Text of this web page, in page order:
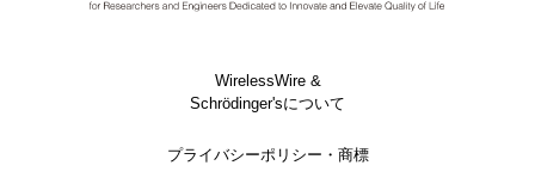
WirelessWire &
Schrödinger'sについて
プライバシーポリシー・商標